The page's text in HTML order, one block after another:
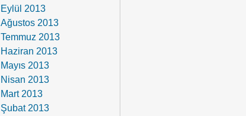
Eylül 2013
Ağustos 2013
Temmuz 2013
Haziran 2013
Mayıs 2013
Nisan 2013
Mart 2013
Şubat 2013